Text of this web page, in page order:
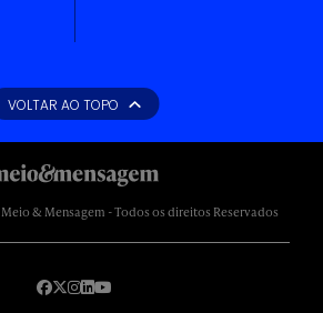
VOLTAR AO TOPO
& Mensagem - Todos os direitos Reservados